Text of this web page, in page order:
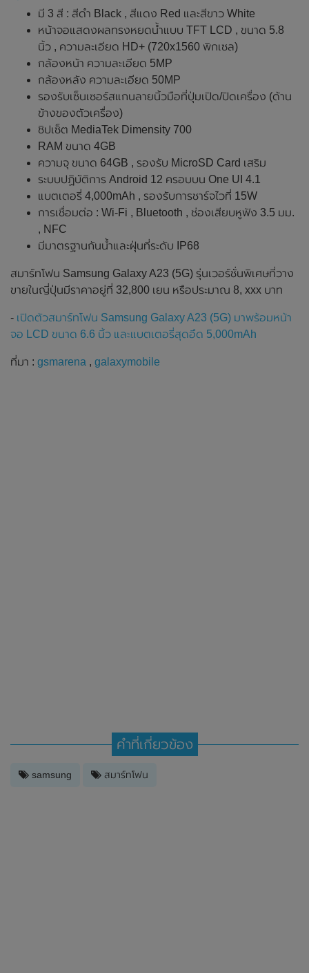
มี 3 สี : สีดำ Black , สีแดง Red และสีขาว White
หน้าจอแสดงผลทรงหยดน้ำแบบ TFT LCD , ขนาด 5.8
นิ้ว , ความละเอียด HD+ (720x1560 พิกเซล)
กล้องหน้า ความละเอียด 5MP
กล้องหลัง ความละเอียด 50MP
รองรับเซ็นเซอร์สแกนลายนิ้วมือที่ปุ่มเปิด/ปิดเครื่อง (ด้าน
ข้างของตัวเครื่อง)
ชิปเซ็ต MediaTek Dimensity 700
RAM ขนาด 4GB
ความจุ ขนาด 64GB , รองรับ MicroSD Card เสริม
ระบบปฏิบัติการ Android 12 ครอบบน One UI 4.1
แบตเตอรี่ 4,000mAh , รองรับการชาร์จไวที่ 15W
การเชื่อมต่อ : Wi-Fi , Bluetooth , ช่องเสียบหูฟัง 3.5 มม.
, NFC
มีมาตรฐานกันน้ำและฝุ่นที่ระดับ IP68
สมาร์ทโฟน Samsung Galaxy A23 (5G) รุ่นเวอร์ชั่นพิเศษที่วาง
ขายในญี่ปุ่นมีราคาอยู่ที่ 32,800 เยน หรือประมาณ 8, xxx บาท
- เปิดตัวสมาร์ทโฟน Samsung Galaxy A23 (5G) มาพร้อมหน้า
จอ LCD ขนาด 6.6 นิ้ว และแบตเตอรี่สุดอึด 5,000mAh
ที่มา : gsmarena , galaxymobile
คำที่เกี่ยวข้อง
samsung สมาร์ทโฟน